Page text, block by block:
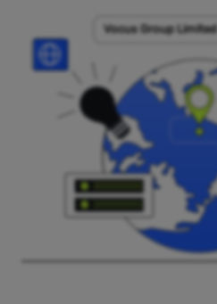
Vocus Group Limited